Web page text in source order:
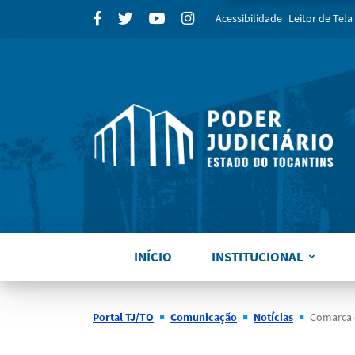
para
FacebookTwitter YoutubeInstagram
Acessibilidade Leitor de Tela
INÍCIO INSTITUCIONAL
Portal TJ/TO Comunicação Notícias Comarca de